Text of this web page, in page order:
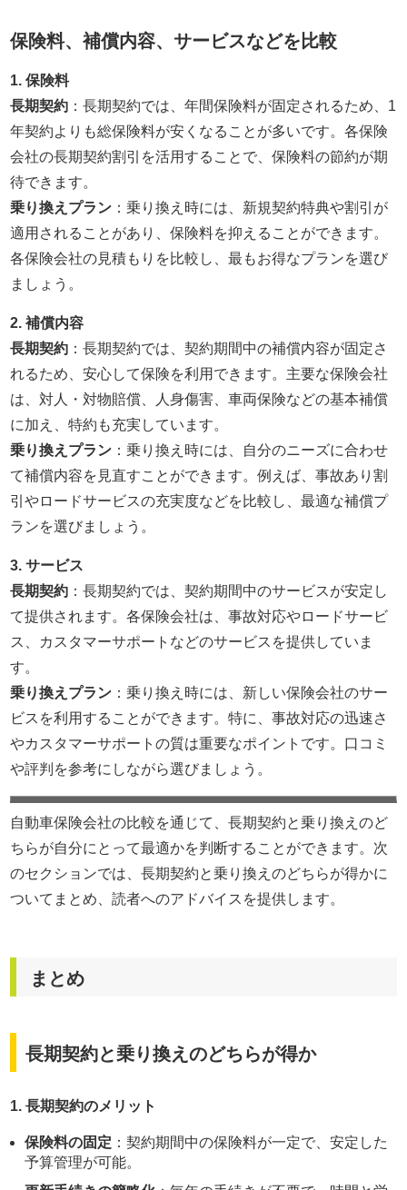
保険料、補償内容、サービスなどを比較
1. 保険料
長期契約 ：長期契約では、年間保険料が固定されるため、1
年契約よりも総保険料が安くなることが多いです。各保険
会社の長期契約割引を活用することで、保険料の節約が期
待できます。
乗り換えプラン ：乗り換え時には、新規契約特典や割引が
適用されることがあり、保険料を抑えることができます。
各保険会社の見積もりを比較し、最もお得なプランを選び
ましょう。
2. 補償内容
長期契約 ：長期契約では、契約期間中の補償内容が固定さ
れるため、安心して保険を利用できます。主要な保険会社
は、対人・対物賠償、人身傷害、車両保険などの基本補償
に加え、特約も充実しています。
乗り換えプラン ：乗り換え時には、自分のニーズに合わせ
て補償内容を見直すことができます。例えば、事故あり割
引やロードサービスの充実度などを比較し、最適な補償プ
ランを選びましょう。
3. サービス
長期契約 ：長期契約では、契約期間中のサービスが安定し
て提供されます。各保険会社は、事故対応やロードサービ
ス、カスタマーサポートなどのサービスを提供していま
す。
乗り換えプラン ：乗り換え時には、新しい保険会社のサー
ビスを利用することができます。特に、事故対応の迅速さ
やカスタマーサポートの質は重要なポイントです。口コミ
や評判を参考にしながら選びましょう。
自動車保険会社の比較を通じて、長期契約と乗り換えのど
ちらが自分にとって最適かを判断することができます。次
のセクションでは、長期契約と乗り換えのどちらが得かに
ついてまとめ、読者へのアドバイスを提供します。
まとめ
長期契約と乗り換えのどちらが得か
1. 長期契約のメリット
保険料の固定 ：契約期間中の保険料が一定で、安定した
予算管理が可能。